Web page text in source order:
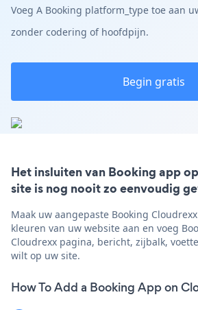
Voeg A Booking platform_type toe aan
zonder codering of hoofdpijn.
Begin gratis
Het insluiten van Booking app
site is nog nooit zo eenvoudig
Maak uw aangepaste Booking
kleuren van uw website aan en voeg
Cloudrexx pagina, bericht, zijbalk,
wilt op uw site.
How To Add a Booking App on